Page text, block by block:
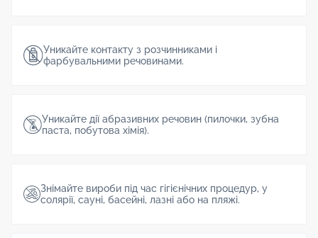
Уникайте контакту з розчинниками і
фарбувальними речовинами.
Уникайте дії абразивних речовин (пилочки, зубна
паста, побутова хімія).
Знімайте вироби під час гігієнічних процедур, у
солярії, сауні, басейні, лазні або на пляжі.